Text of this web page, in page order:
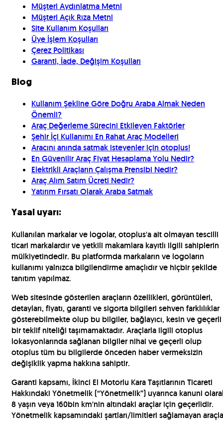
Müşteri Aydınlatma Metni
Müşteri Açık Rıza Metni
Site Kullanım Koşulları
Üye İşlem Koşulları
Çerez Politikası
Garanti, İade, Değişim Koşulları
Blog
Kullanım Şekline Göre Doğru Araba Almak Neden
Önemli?
Araç Değerleme Sürecini Etkileyen Faktörler
Şehir İçi Kullanımı En Rahat Araç Modelleri
Aracını anında satmak isteyenler için otoplus!
En Güvenilir Araç Fiyat Hesaplama Yolu Nedir?
Elektrikli Araçların Çalışma Prensibi Nedir?
Araç Alım Satım Ücreti Nedir?
Yatırım Fırsatı Olarak Araba Satmak
Yasal uyarı:
Kullanılan markalar ve logolar, otoplus'a ait olmayan tescilli
ticari markalardır ve yetkili makamlara kayıtlı ilgili sahiplerin
mülkiyetindedir. Bu platformda markaların ve logoların
kullanımı yalnızca bilgilendirme amaçlıdır ve hiçbir şekilde
tanıtım yapılmaz.
Web sitesinde gösterilen araçların özellikleri, görüntüleri,
detayları, fiyatı, garanti ve sigorta bilgileri sehven farklılıklar
gösterebilmekte olup bu bilgiler, bağlayıcı, kesin ve geçerli
bir teklif niteliği taşımamaktadır. Araçlarla ilgili otoplus
lokasyonlarında sağlanan bilgiler nihai ve geçerli olup
otoplus tüm bu bilgilerde önceden haber vermeksizin
değişiklik yapma hakkına sahiptir.
Garanti kapsamı, İkinci El Motorlu Kara Taşıtlarının Ticareti
Hakkındaki Yönetmelik (“Yönetmelik”) uyarınca kanuni
8 yaşın veya 160bin km'nin altındaki araçlar için geçerlidir.
Yönetmelik kapsamındaki şartları/limitleri sağlamayan